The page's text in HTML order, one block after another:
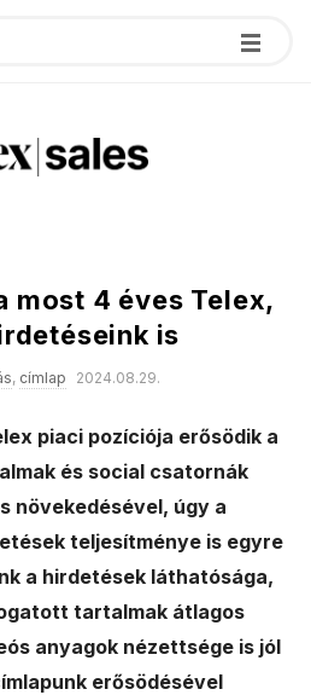
most 4 éves Telex,
is
, címlap 2024.08.29.
piaci pozíciója erősödik a
és social csatornák
növekedésével, úgy a
teljesítménye is egyre
a hirdetések láthatósága,
tartalmak átlagos
anyagok nézettsége is jól
erősödésével